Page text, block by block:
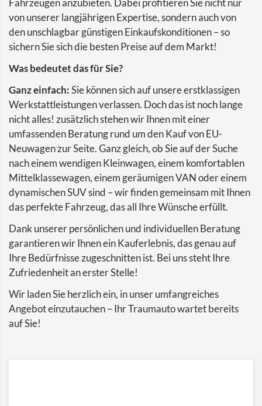
Fahrzeugen anzubieten. Dabei profitieren Sie nicht nur
von unserer langjährigen Expertise, sondern auch von
den unschlagbar günstigen Einkaufskonditionen – so
sichern Sie sich die besten Preise auf dem Markt!
Was bedeutet das für Sie?
Ganz einfach:Sie können sich auf unsere erstklassigen
Werkstattleistungen verlassen. Doch das ist noch lange
nicht alles! zusätzlich stehen wir Ihnen mit einer
umfassenden Beratung rund um den Kauf von EU-
Neuwagen zur Seite. Ganz gleich, ob Sie auf der Suche
nach einem wendigen Kleinwagen, einem komfortablen
Mittelklassewagen, einem geräumigen VAN oder einem
dynamischen SUV sind – wir finden gemeinsam mit Ihnen
das perfekte Fahrzeug, das all Ihre Wünsche erfüllt.
Dank unserer persönlichen und individuellen Beratung
garantieren wir Ihnen ein Kauferlebnis, das genau auf
Ihre Bedürfnisse zugeschnitten ist. Bei uns steht Ihre
Zufriedenheit an erster Stelle!
Wir laden Sie herzlich ein, in unser umfangreiches
Angebot einzutauchen – Ihr Traumauto wartet bereits
auf Sie!